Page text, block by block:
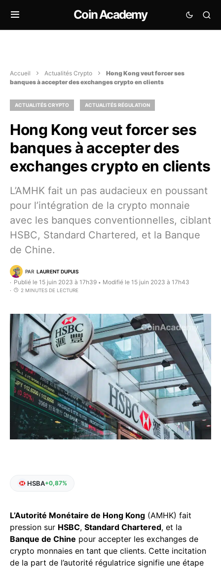
Coin Academy
Accueil Actualités Crypto
Hong Kong veut forcer ses
banques à accepter des exchanges crypto en clients
ACTUALITÉS CRYPTO ACTUALITÉS RÉGULATION
Hong Kong veut forcer ses
banques à accepter des
exchanges crypto en clients
L’AMHK fait un pas audacieux en poussant
pour l’intégration de la crypto monnaie
avec les banques conventionnelles, ciblant
HSBC, Standard Chartered, et la Banque
de Chine.
PAR LAURENT DUPUIS
Publié le 15 juin 2023 à 17h39 • Modifié le 15 juin 2023 à 17h43
2 MINUTES DE LECTURE
HSBA+0,87%
L’Autorité Monétaire de Hong Kong (AMHK) fait
pression sur HSBC, Standard Chartered, et la
Banque de Chine pour accepter les exchanges de
crypto monnaies en tant que clients. Cette incitation
de la part de l’autorité régulatrice signifie une étape